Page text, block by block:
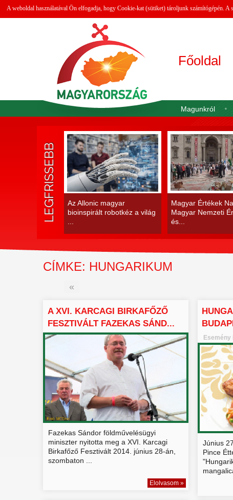
A weboldal használatával Ön elfogadja, hogy Cookie-kat (sütiket) tároljunk számítógépén. A
Főoldal
Magunkról
LEGFRISSEBB
Az Allonic magyar
bioinspirált robotkéz a világ
Magyar Értékek
Magyar Nemzeti
és...
CÍMKE: HUNGARIKUM
«
A XVI. KARCAGI BIRKAFŐZŐ
FESZTIVÁLT FAZEKAS SÁND...
Fazekas Sándor földművelésügyi
miniszter nyitotta meg a XVI. Karcagi
Birkafőző Fesztivált 2014. június 28-án,
szombaton ...
Elolvasom »
Esemény
Június
Pince